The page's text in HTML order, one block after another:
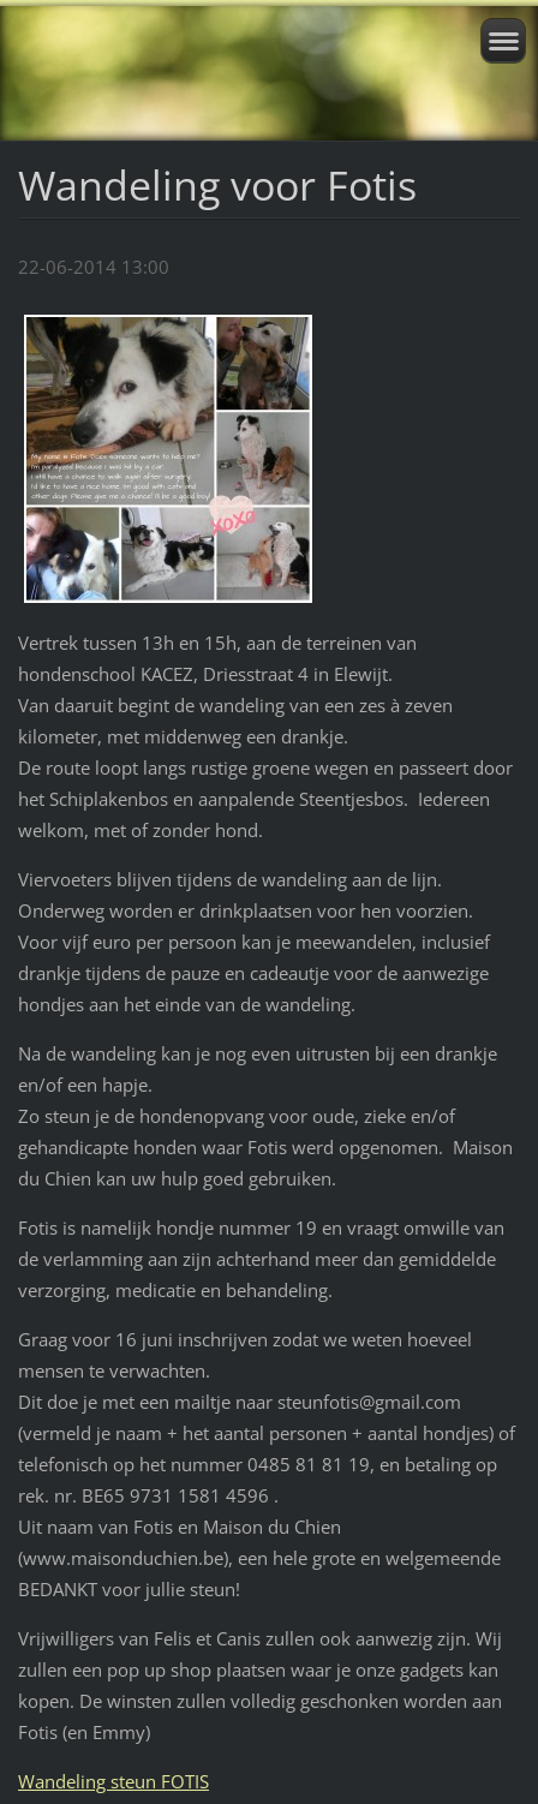
Wandeling voor Fotis
22-06-2014 13:00
Vertrek tussen 13h en 15h, aan de terreinen van
hondenschool KACEZ, Driesstraat 4 in Elewijt.
Van daaruit begint de wandeling van een zes à zeven
kilometer, met middenweg een drankje.
De route loopt langs rustige groene wegen en passeert door
het Schiplakenbos en aanpalende Steentjesbos. Iedereen
welkom, met of zonder hond.
Viervoeters blijven tijdens de wandeling aan de lijn.
Onderweg worden er drinkplaatsen voor hen voorzien.
Voor vijf euro per persoon kan je meewandelen, inclusief
drankje tijdens de pauze en cadeautje voor de aanwezige
hondjes aan het einde van de wandeling.
Na de wandeling kan je nog even uitrusten bij een drankje
en/of een hapje.
Zo steun je de hondenopvang voor oude, zieke en/of
gehandicapte honden waar Fotis werd opgenomen. Maison
du Chien kan uw hulp goed gebruiken.
Fotis is namelijk hondje nummer 19 en vraagt omwille van
de verlamming aan zijn achterhand meer dan gemiddelde
verzorging, medicatie en behandeling.
Graag voor 16 juni inschrijven zodat we weten hoeveel
mensen te verwachten.
Dit doe je met een mailtje naar steunfotis@gmail.com
(vermeld je naam + het aantal personen + aantal hondjes) of
telefonisch op het nummer 0485 81 81 19, en betaling op
rek. nr. BE65 9731 1581 4596 .
Uit naam van Fotis en Maison du Chien
(www.maisonduchien.be), een hele grote en welgemeende
BEDANKT voor jullie steun!
Vrijwilligers van Felis et Canis zullen ook aanwezig zijn. Wij
zullen een pop up shop plaatsen waar je onze gadgets kan
kopen. De winsten zullen volledig geschonken worden aan
Fotis (en Emmy)
Wandeling steun FOTIS